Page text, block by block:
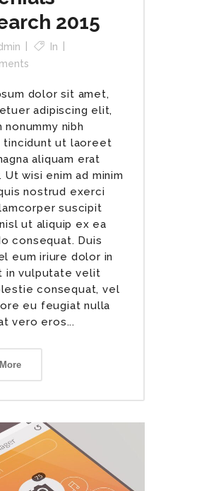
2015
In
dolor sit amet,
adipiscing elit,
nonummy nibh
tincidunt ut laoreet
aliquam erat
wisi enim ad minim
nostrud exerci
suscipit
ut aliquip ex ea
consequat. Duis
eum iriure dolor in
in vulputate velit
consequat, vel
eu feugiat nulla
vero eros...